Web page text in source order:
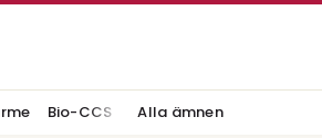
Bio-CCS Alla ämnen